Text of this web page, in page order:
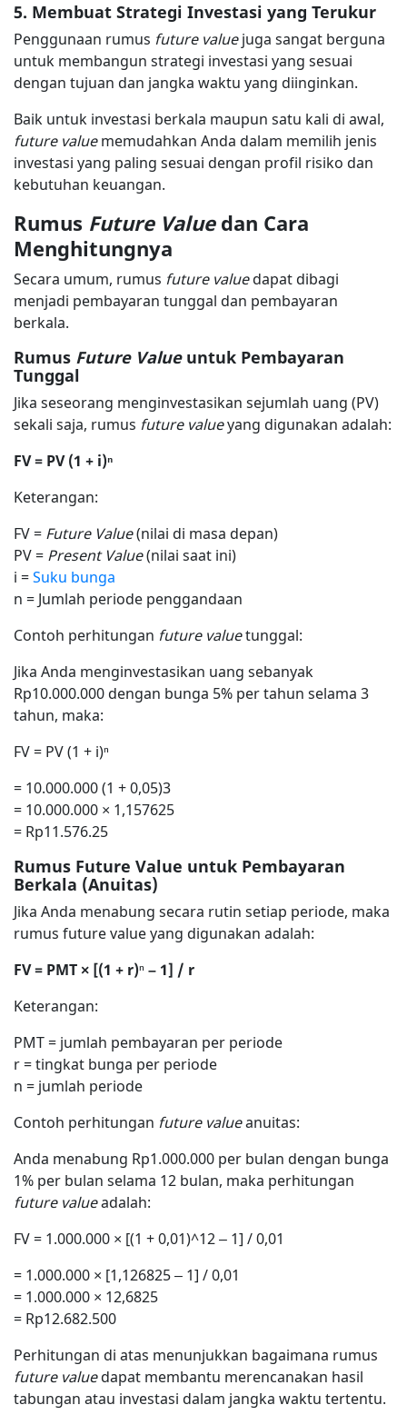
5. Membuat Strategi Investasi yang Terukur
Penggunaan rumus future valuejuga sangat berguna
untuk membangun strategi investasi yang sesuai
dengan tujuan dan jangka waktu yang diinginkan.
Baik untuk investasi berkala maupun satu kali di awal,
future valuememudahkan Anda dalam memilih jenis
investasi yang paling sesuai dengan profil risiko dan
kebutuhan keuangan.
Rumus Future Valuedan Cara
Menghitungnya
Secara umum, rumus future valuedapat dibagi
menjadi pembayaran tunggal dan pembayaran
berkala.
Rumus Future Valueuntuk Pembayaran
Tunggal
Jika seseorang menginvestasikan sejumlah uang (PV)
sekali saja, rumus future valueyang digunakan adalah:
FV = PV (1 + i)ⁿ
Keterangan:
FV = Future Value(nilai di masa depan)
PV = Present Value(nilai saat ini)
i =Suku bunga
n = Jumlah periode penggandaan
Contoh perhitungan future valuetunggal:
Jika Anda menginvestasikan uang sebanyak
Rp10.000.000 dengan bunga 5% per tahun selama 3
tahun, maka:
FV = PV (1 + i)ⁿ
= 10.000.000 (1 + 0,05)3
= 10.000.000 × 1,157625
= Rp11.576.25
Rumus Future Value untuk Pembayaran
Berkala (Anuitas)
Jika Anda menabung secara rutin setiap periode, maka
rumus future value yang digunakan adalah:
FV = PMT × [(1 + r)ⁿ – 1] / r
Keterangan:
PMT = jumlah pembayaran per periode
r = tingkat bunga per periode
n = jumlah periode
Contoh perhitungan future valueanuitas:
Anda menabung Rp1.000.000 per bulan dengan bunga
1% per bulan selama 12 bulan, maka perhitungan
future valueadalah:
FV = 1.000.000 × [(1 + 0,01)^12 – 1] / 0,01
= 1.000.000 × [1,126825 – 1] / 0,01
= 1.000.000 × 12,6825
= Rp12.682.500
Perhitungan di atas menunjukkan bagaimana rumus
future valuedapat membantu merencanakan hasil
tabungan atau investasi dalam jangka waktu tertentu.